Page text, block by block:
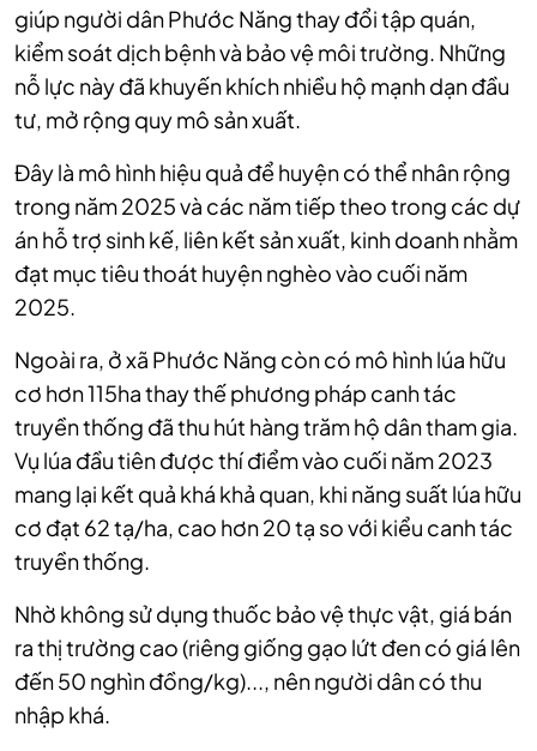
giúp người dân Phước Năng thay đổi tập quán,
kiểm soát dịch bệnh và bảo vệ môi trường. Những
nỗ lực này đã khuyến khích nhiều hộ mạnh dạn đầu
tư, mở rộng quy mô sản xuất.
Đây là mô hình hiệu quả để huyện có thể nhân rộng
trong năm 2025 và các năm tiếp theo trong các dự
án hỗ trợ sinh kế, liên kết sản xuất, kinh doanh nhằm
đạt mục tiêu thoát huyện nghèo vào cuối năm
2025.
Ngoài ra, ở xã Phước Năng còn có mô hình lúa hữu
cơ hơn 115ha thay thế phương pháp canh tác
truyền thống đã thu hút hàng trăm hộ dân tham gia.
Vụ lúa đầu tiên được thí điểm vào cuối năm 2023
mang lại kết quả khá khả quan, khi năng suất lúa hữu
cơ đạt 62 tạ/ha, cao hơn 20 tạ so với kiểu canh tác
truyền thống.
Nhờ không sử dụng thuốc bảo vệ thực vật, giá bán
ra thị trường cao (riêng giống gạo lứt đen có giá lên
đến 50 nghìn đồng/kg)..., nên người dân có thu
nhập khá.